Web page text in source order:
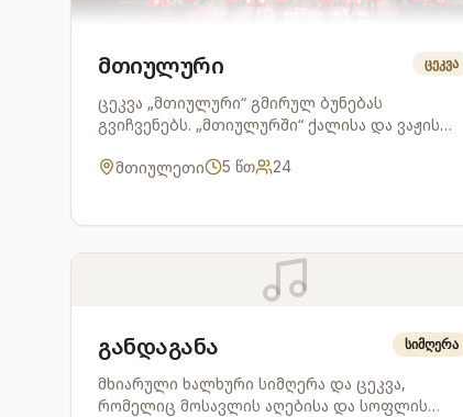
მთიულური ცეკვა
ცეკვა „მთიულური“ გმირულ ბუნებას
გვიჩვენებს. „მთიულურში“ ქალისა და ვაჟის
ჩამოყალიბებული მოხაზულობა, რიტმულობა,
მთიულეთი 5 წთ 24
განდაგანა სიმღერა
მხიარული ხალხური სიმღერა და ცეკვა,
რომელიც მოსავლის აღებისა და სოფლის